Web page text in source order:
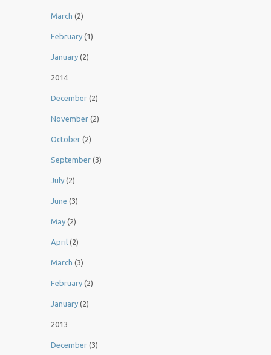
March (2)
February (1)
January (2)
2014
December (2)
November (2)
October (2)
September (3)
July (2)
June (3)
May (2)
April (2)
March (3)
February (2)
January (2)
2013
December (3)